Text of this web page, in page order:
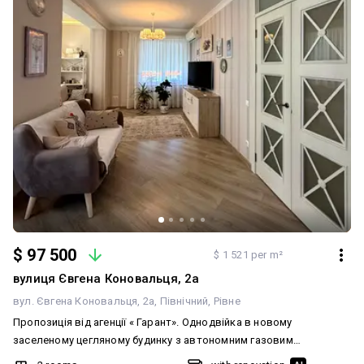
$ 97 500 $ 1 521 per m²
вулиця Євгена Коновальця, 2а
вул. Євгена Коновальця, 2а Північний Рівне
Пропозиція від агенції « Гарант». Однодвійка в новому
заселеному цегляному будинку з автономним газовим
опаленням в районі Північний по вулиці Коновальця 2 а ( до